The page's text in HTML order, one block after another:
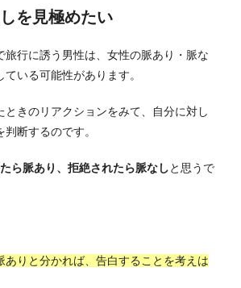
を見極めたい
旅行に誘う男性は、女性の脈あり・脈な
ている可能性があります。
ときのリアクションをみて、自分に対し
断するのです。
ら脈あり、拒絶されたら脈なしと思うで
ありと分かれば、告白することを考えは